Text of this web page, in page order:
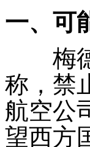
一、可
梅德
称，禁
航空公
望西方